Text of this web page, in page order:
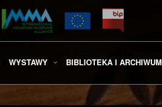
WYSTAWY BIBLIOTEKA I ARCHIWUM